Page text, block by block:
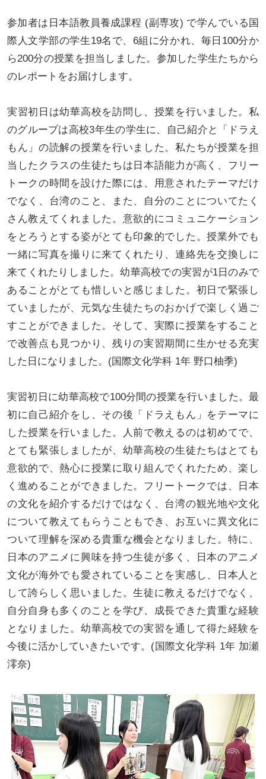
参加者は日本語教員養成課程 (副専攻) で学んでいる国
際人文学部の学生19名で、6組に分かれ、毎日100分か
ら200分の授業を担当しました。参加した学生たちから
のレポートをお届けします。
実習初日は幼華高校を訪問し、授業を行いました。私
のグループは高校3年生の学生に、自己紹介と「ドラえ
もん」の読解の授業を行いました。私たちが授業を担
当したクラスの生徒たちは日本語能力が高く、フリー
トークの時間を設けた際には、用意されたテーマだけ
でなく、台湾のこと、また、自分のことについてたく
さん教えてくれました。意欲的にコミュニケーション
をとろうとする姿がとても印象的でした。授業外でも
一緒に写真を撮りに来てくれたり、連絡先を交換しに
来てくれたりしました。幼華高校での実習が1日のみで
あることがとても惜しいと感じました。 初日で緊張し
ていましたが、元気な生徒たちのおかげで楽しく過ご
すことができました。そして、実際に授業をすること
で改善点も見つかり、残りの実習期間に生かせる充実
した日になりました。(国際文化学科 1年 野口柚季)
実習初日に幼華高校で100分間の授業を行いました。最
初に自己紹介をし、その後「ドラえもん」をテーマに
した授業を行いました。人前で教えるのは初めてで、
とても緊張しましたが、幼華高校の生徒たちはとても
意欲的で、熱心に授業に取り組んでくれたため、楽し
く進めることができました。フリートークでは、日本
の文化を紹介するだけではなく、台湾の観光地や文化
について教えてもらうこともでき、お互いに異文化に
ついて理解を深める貴重な機会となりました。特に、
日本のアニメに興味を持つ生徒が多く、日本のアニメ
文化が海外でも愛されていることを実感し、日本人と
して誇らしく思いました。生徒に教えるだけでなく、
自分自身も多くのことを学び、成長できた貴重な経験
となりました。幼華高校での実習を通して得た経験を
今後に活かしていきたいです。(国際文化学科 1年 加瀬
澪奈)